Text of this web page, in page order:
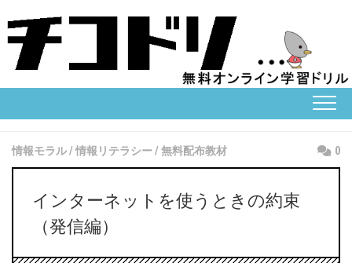
to
content
情報モラル/ 情報リテラシー/ 無料配布教材 0
インターネットを使うときの約束
（発信編）